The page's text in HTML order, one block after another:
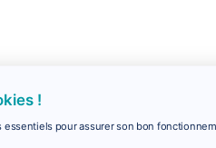
!
essentiels pour assurer son bon